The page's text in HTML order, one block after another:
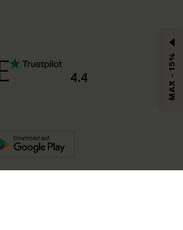
4.4 MAX - 15%